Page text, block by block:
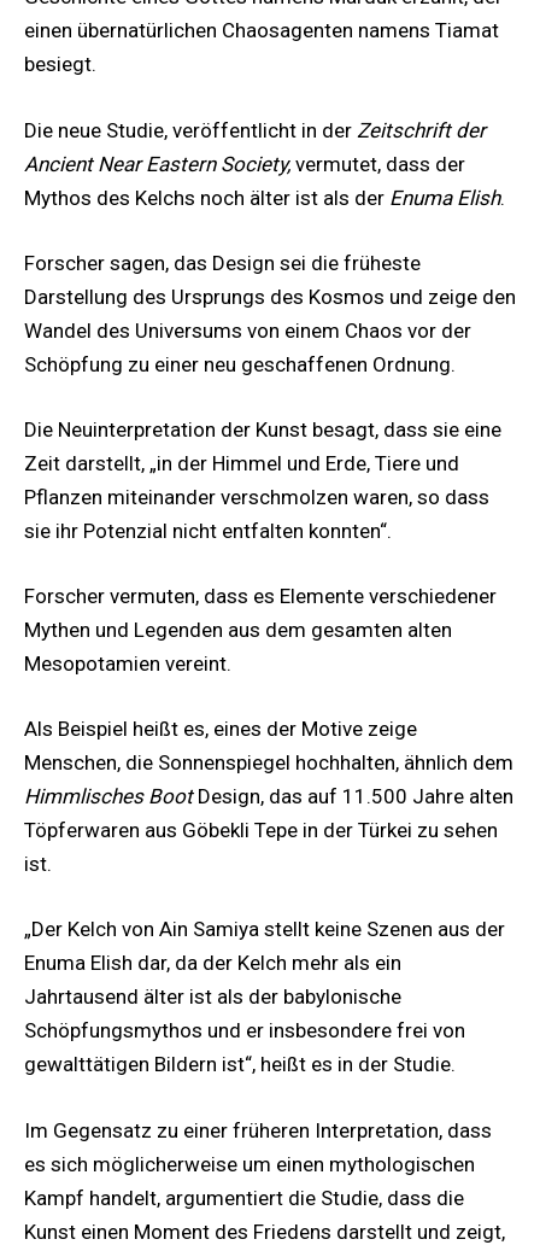
einen übernatürlichen Chaosagenten namens Tiamat
besiegt.
Die neue Studie, veröffentlicht in der Zeitschrift der
Ancient Near Eastern Society, vermutet, dass der
Mythos des Kelchs noch älter ist als der Enuma Elish.
Forscher sagen, das Design sei die früheste
Darstellung des Ursprungs des Kosmos und zeige den
Wandel des Universums von einem Chaos vor der
Schöpfung zu einer neu geschaffenen Ordnung.
Die Neuinterpretation der Kunst besagt, dass sie eine
Zeit darstellt, „in der Himmel und Erde, Tiere und
Pflanzen miteinander verschmolzen waren, so dass
sie ihr Potenzial nicht entfalten konnten“.
Forscher vermuten, dass es Elemente verschiedener
Mythen und Legenden aus dem gesamten alten
Mesopotamien vereint.
Als Beispiel heißt es, eines der Motive zeige
Menschen, die Sonnenspiegel hochhalten, ähnlich dem
Himmlisches BootDesign, das auf 11.500 Jahre alten
Töpferwaren aus Göbekli Tepe in der Türkei zu sehen
ist.
„Der Kelch von Ain Samiya stellt keine Szenen aus der
Enuma Elish dar, da der Kelch mehr als ein
Jahrtausend älter ist als der babylonische
Schöpfungsmythos und er insbesondere frei von
gewalttätigen Bildern ist“, heißt es in der Studie.
Im Gegensatz zu einer früheren Interpretation, dass
es sich möglicherweise um einen mythologischen
Kampf handelt, argumentiert die Studie, dass die
Kunst einen Moment des Friedens darstellt und zeigt,